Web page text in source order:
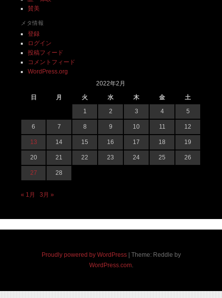
賛美
メタ情報
登録
ログイン
投稿フィード
コメントフィード
WordPress.org
2022年2月
日
月 火 水 木 金
土
1
2 3 4 5
6 7 8 9 10 11 12
13 14 15 16 17 18 19
20 21 22 23 24 25 26
27 28
« 1月 3月 »
Proudly powered by WordPress
Theme: Reddle by
WordPress.com.